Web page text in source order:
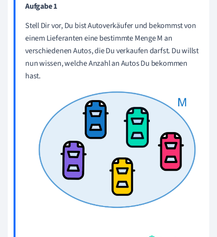
Aufgabe 1
Stell Dir vor, Du bist Autoverkäufer und bekommst von
einem Lieferanten eine bestimmte Menge M an
verschiedenen Autos, die Du verkaufen darfst. Du willst
nun wissen, welche Anzahl an Autos Du bekommen
hast.